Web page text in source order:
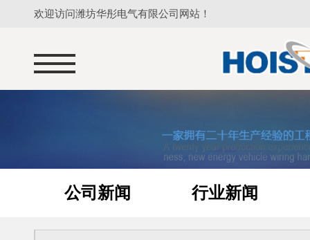
欢迎访问潍坊华彤电气有限公司网站！
公司新闻 行业新闻